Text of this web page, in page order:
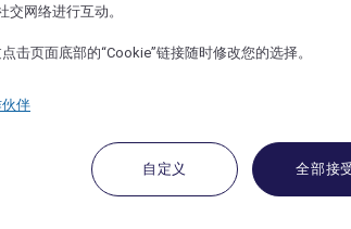
交网络进行互动。
击页面底部的“Cookie”链接随时修改您的选择。
伴
自定义 全部接